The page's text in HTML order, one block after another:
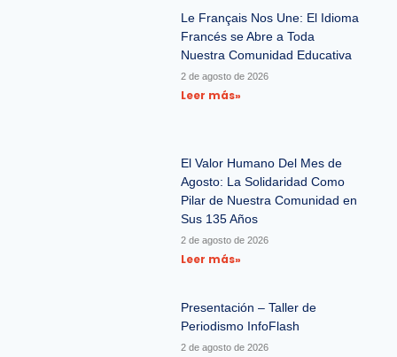
Le Français Nos Une: El Idioma
Francés se Abre a Toda
Nuestra Comunidad Educativa
2 de agosto de 2026
Leer más»
El Valor Humano Del Mes de
Agosto: La Solidaridad Como
Pilar de Nuestra Comunidad en
Sus 135 Años
2 de agosto de 2026
Leer más»
Presentación – Taller de
Periodismo InfoFlash
2 de agosto de 2026